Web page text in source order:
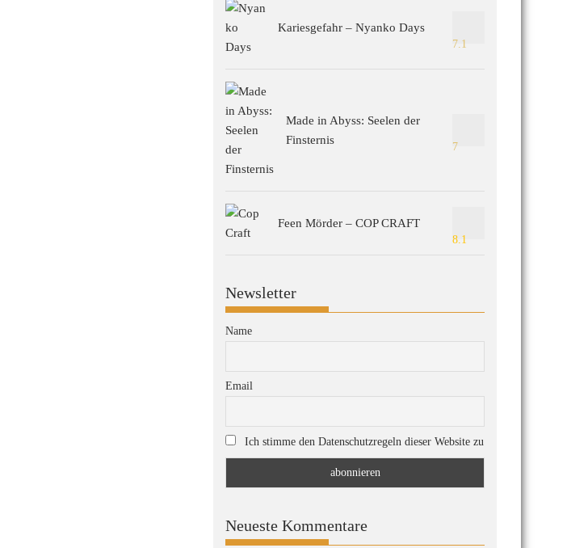
Kariesgefahr – Nyanko Days
7.1
Made in Abyss: Seelen der
Finsternis
7
Feen Mörder – COP CRAFT
8.1
Newsletter
Name
Email
Ich stimme den Datenschutzregeln dieser Website zu
Neueste Kommentare